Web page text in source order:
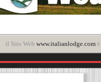
il Sito Web www.italianlodge.com